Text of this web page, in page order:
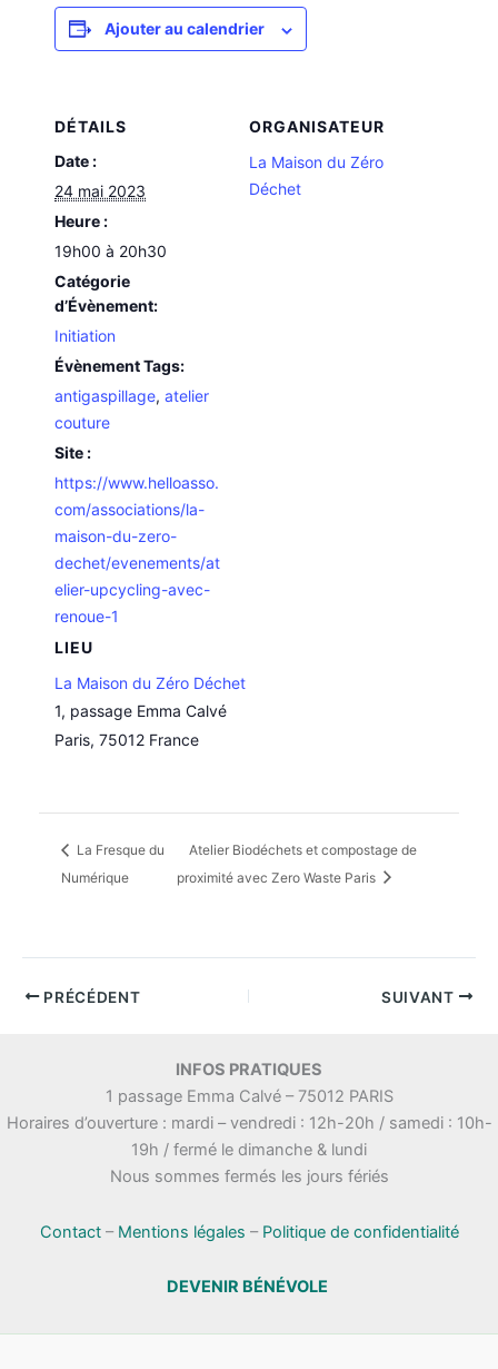
Ajouter au calendrier
DÉTAILS
Date :
24 mai 2023
Heure :
19h00 à 20h30
Catégorie
d’Évènement:
Initiation
Évènement Tags:
antigaspillage,atelier
couture
Site :
https://www.helloasso.
com/associations/la-
maison-du-zero-
dechet/evenements/at
elier-upcycling-avec-
renoue-1
LIEU
La Maison du Zéro Déchet
1, passage Emma Calvé
Paris, 75012 France
ORGANISATEUR
La Maison du Zéro
Déchet
La Fresque du
Numérique
Atelier Biodéchets et compostage de
proximité avec Zero Waste Paris
PRÉCÉDENT SUIVANT
INFOS PRATIQUES
1 passage Emma Calvé – 75012 PARIS
Horaires d’ouverture : mardi – vendredi : 12h-20h / samedi : 10h-
19h / fermé le dimanche & lundi
Nous sommes fermés les jours fériés
Contact– Mentions légales – Politique de confidentialité
DEVENIR BÉNÉVOLE